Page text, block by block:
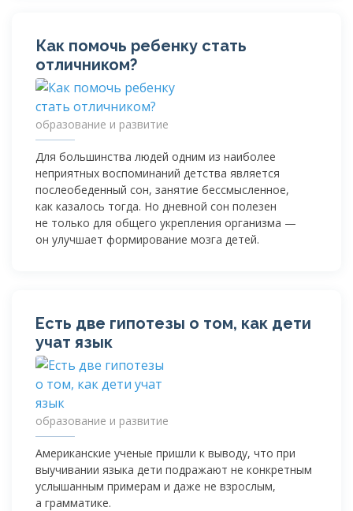
Как помочь ребенку стать
отличником?
образование и развитие
Для большинства людей одним из наиболее
неприятных воспоминаний детства является
послеобеденный сон, занятие бессмысленное,
как казалось тогда. Но дневной сон полезен
не только для общего укрепления организма —
он улучшает формирование мозга детей.
Есть две гипотезы о том, как дети
учат язык
образование и развитие
Американские ученые пришли к выводу, что при
выучивании языка дети подражают не конкретным
услышанным примерам и даже не взрослым,
а грамматике.